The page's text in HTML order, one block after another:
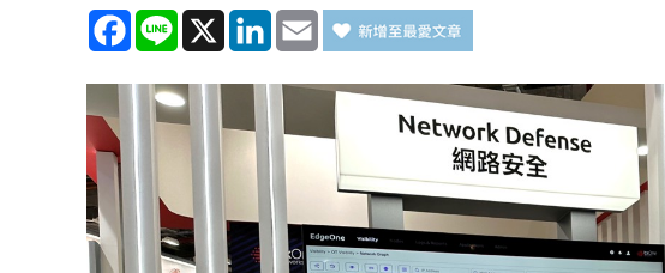
Facebook
Line X LinkedInEmail